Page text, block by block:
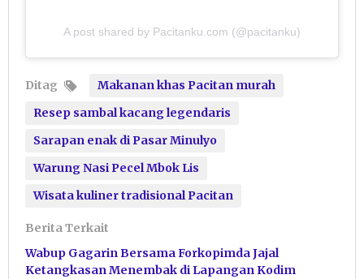
A post shared by Pacitanku.com (@pacitanku)
Ditag
Makanan khas Pacitan murah
Resep sambal kacang legendaris
Sarapan enak di Pasar Minulyo
Warung Nasi Pecel Mbok Lis
Wisata kuliner tradisional Pacitan
Berita Terkait
Wabup Gagarin Bersama Forkopimda Jajal
Ketangkasan Menembak di Lapangan Kodim